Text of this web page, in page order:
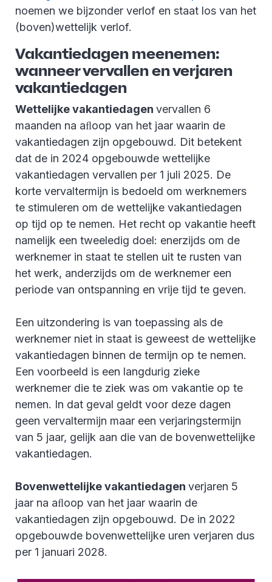
noemen we bijzonder verlof en staat los van het
(boven)wettelijk verlof.
Vakantiedagen meenemen:
wanneer vervallen en verjaren
vakantiedagen
Wettelijke vakantiedagen vervallen 6
maanden na aﬂoop van het jaar waarin de
vakantiedagen zijn opgebouwd. Dit betekent
dat de in 2024 opgebouwde wettelijke
vakantiedagen vervallen per 1 juli 2025. De
korte vervaltermijn is bedoeld om werknemers
te stimuleren om de wettelijke vakantiedagen
op tijd op te nemen. Het recht op vakantie heeft
namelijk een tweeledig doel: enerzijds om de
werknemer in staat te stellen uit te rusten van
het werk, anderzijds om de werknemer een
periode van ontspanning en vrije tijd te geven.
Een uitzondering is van toepassing als de
werknemer niet in staat is geweest de wettelijke
vakantiedagen binnen de termijn op te nemen.
Een voorbeeld is een langdurig zieke
werknemer die te ziek was om vakantie op te
nemen. In dat geval geldt voor deze dagen
geen vervaltermijn maar een verjaringstermijn
van 5 jaar, gelijk aan die van de bovenwettelijke
vakantiedagen.
Bovenwettelijke vakantiedagen verjaren 5
jaar na aﬂoop van het jaar waarin de
vakantiedagen zijn opgebouwd. De in 2022
opgebouwde bovenwettelijke uren verjaren dus
per 1 januari 2028.